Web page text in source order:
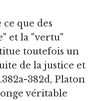
que des
et la "vertu"
toutefois un
de la justice et
382d, Platon
véritable